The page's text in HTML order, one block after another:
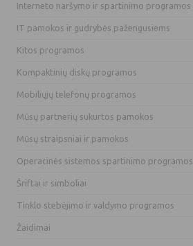
Interneto naršymo ir spartinimo programos
IT pamokos ir gudrybės pažengusiems
Kitos programos
Kompaktinių diskų programos
Mobiliųjų telefonų programos
Mūsų partnerių sukurtos pamokos
Mūsų straipsniai ir pamokos
Operacinės sistemos spartinimo programos
Šriftai ir simboliai
Tinklo stebėjimo ir valdymo programos
Žaidimai